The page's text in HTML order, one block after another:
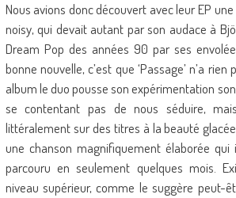
Nous avions donc découvert avec leur EP
noisy, qui devait autant par son audace à
Dream Pop des années 90 par ses
bonne nouvelle, c’est que ‘Passage’ n’a
album le duo pousse son expérimentation
se contentant pas de nous séduire,
littéralement sur des titres à la beauté glacée
une chanson magnifiquement élaborée
parcouru en seulement quelques mois.
niveau supérieur, comme le suggère peut-